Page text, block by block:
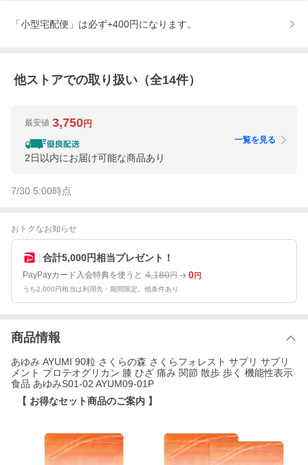
「小型宅配便」は必ず+400円になります。
他ストアでの取り扱い（全14件）
最安値 3,750円
2日以内にお届け可能な商品あり
一覧を見る
7/30 5:00時点
おトクなお知らせ
合計5,000円相当プレゼント！
PayPayカード入会特典を使うと 4,180円 0円
うち2,000円相当は利用先・期間限定。他条件あり
商品情報
あゆみ AYUMI 90粒 さくらの森 さくらフォレスト サプリ サプリ
メント プロテオグリカン 膝 ひざ 痛み 関節 散歩 歩く 機能性表示
食品 あゆみS01-02 AYUM09-01P
【 お得なセット商品のご案内 】